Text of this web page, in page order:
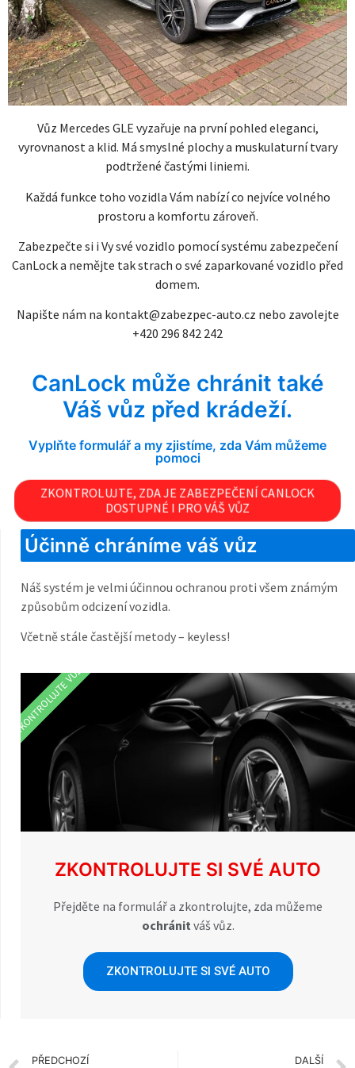
Vůz Mercedes GLE vyzařuje na první pohled eleganci,
vyrovnanost a klid. Má smyslné plochy a muskulaturní tvary
podtržené častými liniemi.
Každá funkce toho vozidla Vám nabízí co nejvíce volného
prostoru a komfortu zároveň.
Zabezpečte si i Vy své vozidlo pomocí systému zabezpečení
CanLock a nemějte tak strach o své zaparkované vozidlo před
domem.
Napište nám na kontakt@zabezpec-auto.cz nebo zavolejte
+420 296 842 242
CanLock může chránit také
Váš vůz před krádeží.
Vyplňte formulář a my zjistíme, zda Vám můžeme
pomoci
ZKONTROLUJTE, ZDA JE ZABEZPEČENÍ CANLOCK
DOSTUPNÉ I PRO VÁŠ VŮZ
Účinně chráníme váš vůz
Náš systém je velmi účinnou ochranou proti všem známým
způsobům odcizení vozidla.
Včetně stále častější metody – keyless!
ZKONTROLUJTE SI SVÉ AUTO
Přejděte na formulář a zkontrolujte, zda můžeme
ochránit váš vůz.
ZKONTROLUJTE SI SVÉ AUTO
ZKONTROLUJTE VŮZ
PŘEDCHOZÍ DALŠÍ